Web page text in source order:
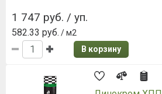
1 747 руб. / уп.
582.33 руб. / м2
В корзину